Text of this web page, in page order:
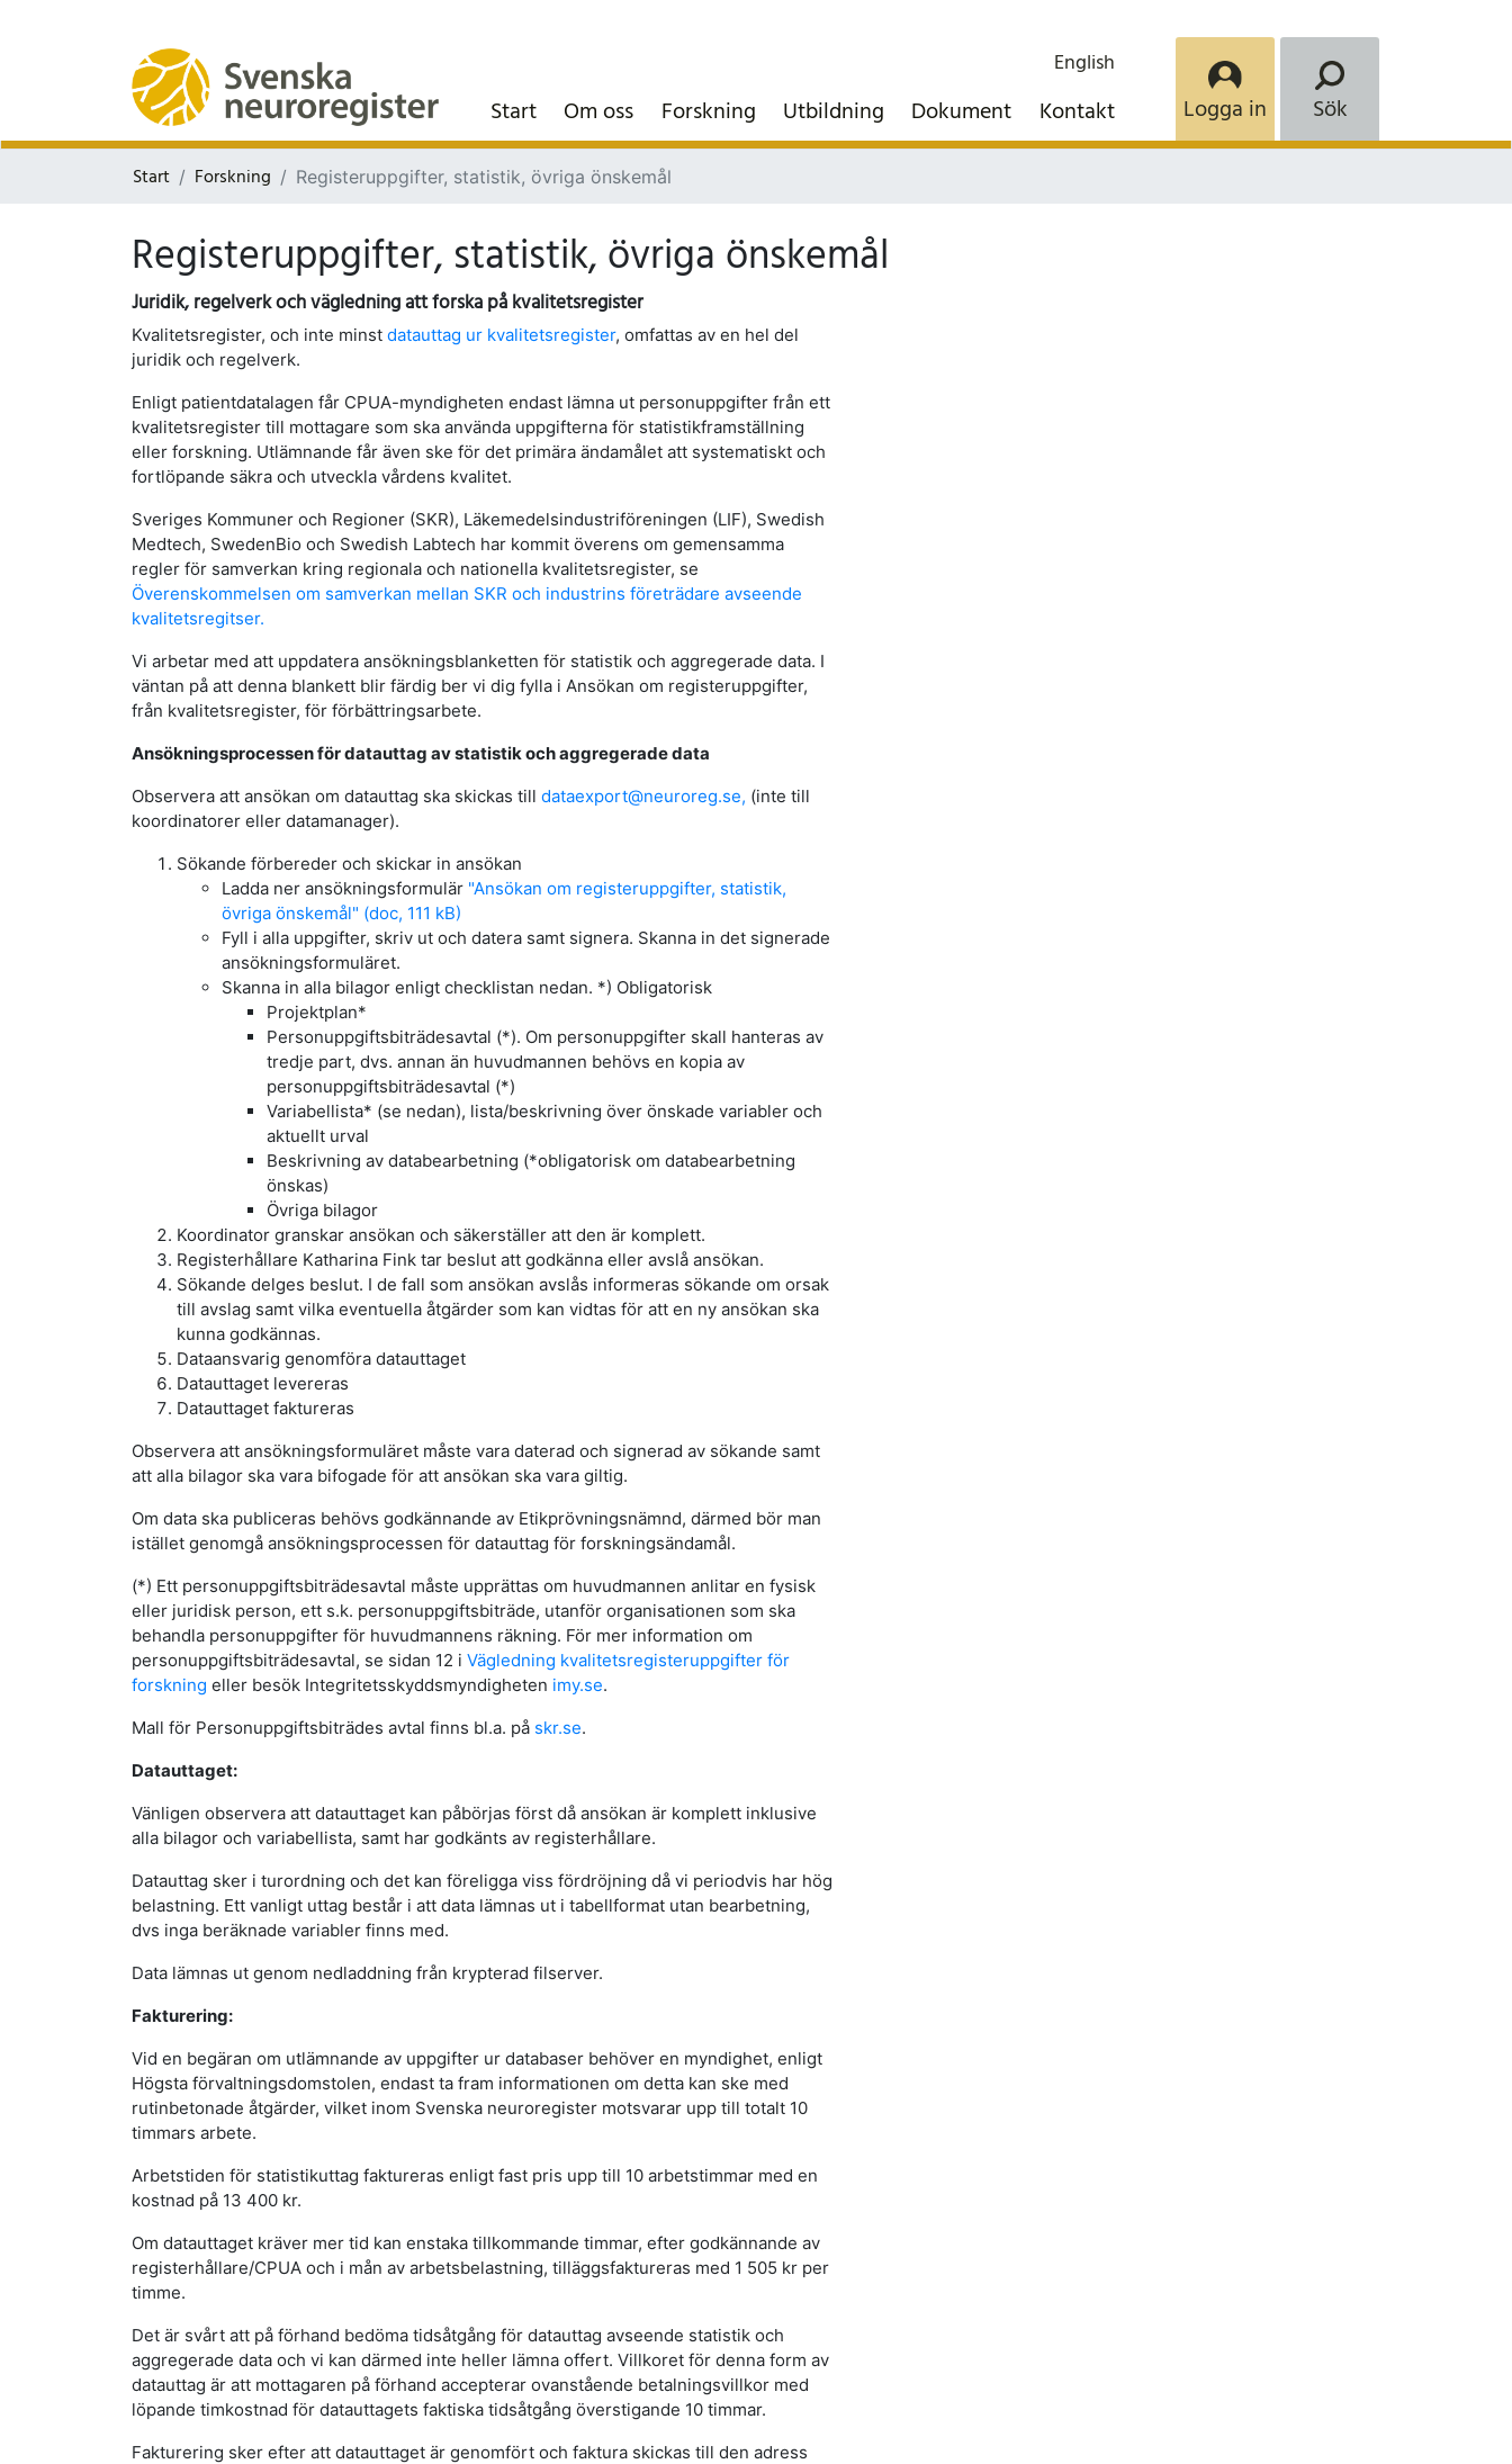
Start Om oss Forskning Utbildning Dokument Kontakt
English
Logga in Sök
Start Forskning Registeruppgifter, statistik, övriga önskemål
Registeruppgifter, statistik, övriga önskemål
Juridik, regelverk och vägledning att forska på kvalitetsregister
Kvalitetsregister, och inte minst datauttag ur kvalitetsregister, omfattas av en hel del
juridik och regelverk.
Enligt patientdatalagen får CPUA-myndigheten endast lämna ut personuppgifter från ett
kvalitetsregister till mottagare som ska använda uppgifterna för statistikframställning
eller forskning. Utlämnande får även ske för det primära ändamålet att systematiskt och
fortlöpande säkra och utveckla vårdens kvalitet.
Sveriges Kommuner och Regioner (SKR), Läkemedelsindustriföreningen (LIF), Swedish
Medtech, SwedenBio och Swedish Labtech har kommit överens om gemensamma
regler för samverkan kring regionala och nationella kvalitetsregister, se
Överenskommelsen om samverkan mellan SKR och industrins företrädare avseende
kvalitetsregitser.
Vi arbetar med att uppdatera ansökningsblanketten för statistik och aggregerade data. I
väntan på att denna blankett blir färdig ber vi dig fylla i Ansökan om registeruppgifter,
från kvalitetsregister, för förbättringsarbete.
Ansökningsprocessen för datauttag av statistik och aggregerade data
Observera att ansökan om datauttag ska skickas till dataexport@neuroreg.se, (inte till
koordinatorer eller datamanager).
Sökande förbereder och skickar in ansökan
Ladda ner ansökningsformulär "Ansökan om registeruppgifter, statistik,
övriga önskemål" (doc, 111 kB)
Fyll i alla uppgifter, skriv ut och datera samt signera. Skanna in det signerade
ansökningsformuläret.
Skanna in alla bilagor enligt checklistan nedan. *) Obligatorisk
Projektplan*
Personuppgiftsbiträdesavtal (*). Om personuppgifter skall hanteras av
tredje part, dvs. annan än huvudmannen behövs en kopia av
personuppgiftsbiträdesavtal (*)
Variabellista* (se nedan), lista/beskrivning över önskade variabler och
aktuellt urval
Beskrivning av databearbetning (*obligatorisk om databearbetning
önskas)
Övriga bilagor
Koordinator granskar ansökan och säkerställer att den är komplett.
Registerhållare Katharina Fink tar beslut att godkänna eller avslå ansökan.
Sökande delges beslut. I de fall som ansökan avslås informeras sökande om orsak
till avslag samt vilka eventuella åtgärder som kan vidtas för att en ny ansökan ska
kunna godkännas.
Dataansvarig genomföra datauttaget
Datauttaget levereras
Datauttaget faktureras
Observera att ansökningsformuläret måste vara daterad och signerad av sökande samt
att alla bilagor ska vara bifogade för att ansökan ska vara giltig.
Om data ska publiceras behövs godkännande av Etikprövningsnämnd, därmed bör man
istället genomgå ansökningsprocessen för datauttag för forskningsändamål.
(*) Ett personuppgiftsbiträdesavtal måste upprättas om huvudmannen anlitar en fysisk
eller juridisk person, ett s.k. personuppgiftsbiträde, utanför organisationen som ska
behandla personuppgifter för huvudmannens räkning. För mer information om
personuppgiftsbiträdesavtal, se sidan 12 i Vägledning kvalitetsregisteruppgifter för
forskning eller besök Integritetsskyddsmyndigheten imy.se.
Mall för Personuppgiftsbiträdes avtal finns bl.a. på skr.se.
Datauttaget:
Vänligen observera att datauttaget kan påbörjas först då ansökan är komplett inklusive
alla bilagor och variabellista, samt har godkänts av registerhållare.
Datauttag sker i turordning och det kan föreligga viss fördröjning då vi periodvis har hög
belastning. Ett vanligt uttag består i att data lämnas ut i tabellformat utan bearbetning,
dvs inga beräknade variabler finns med.
Data lämnas ut genom nedladdning från krypterad filserver.
Fakturering:
Vid en begäran om utlämnande av uppgifter ur databaser behöver en myndighet, enligt
Högsta förvaltningsdomstolen, endast ta fram informationen om detta kan ske med
rutinbetonade åtgärder, vilket inom Svenska neuroregister motsvarar upp till totalt 10
timmars arbete.
Arbetstiden för statistikuttag faktureras enligt fast pris upp till 10 arbetstimmar med en
kostnad på 13 400 kr.
Om datauttaget kräver mer tid kan enstaka tillkommande timmar, efter godkännande av
registerhållare/CPUA och i mån av arbetsbelastning, tilläggsfaktureras med 1 505 kr per
timme.
Det är svårt att på förhand bedöma tidsåtgång för datauttag avseende statistik och
aggregerade data och vi kan därmed inte heller lämna offert. Villkoret för denna form av
datauttag är att mottagaren på förhand accepterar ovanstående betalningsvillkor med
löpande timkostnad för datauttagets faktiska tidsåtgång överstigande 10 timmar.
Fakturering sker efter att datauttaget är genomfört och faktura skickas till den adress